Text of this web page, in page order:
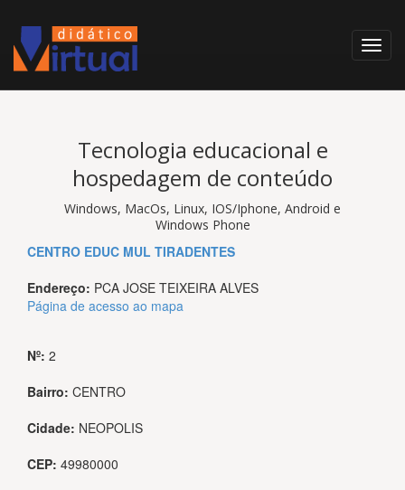
Tecnologia educacional e
hospedagem de conteúdo
Windows, MacOs, Linux, IOS/Iphone, Android e
Windows Phone
CENTRO EDUC MUL TIRADENTES
Endereço: PCA JOSE TEIXEIRA ALVES
Página de acesso ao mapa
Nº: 2
Bairro: CENTRO
Cidade: NEOPOLIS
CEP: 49980000